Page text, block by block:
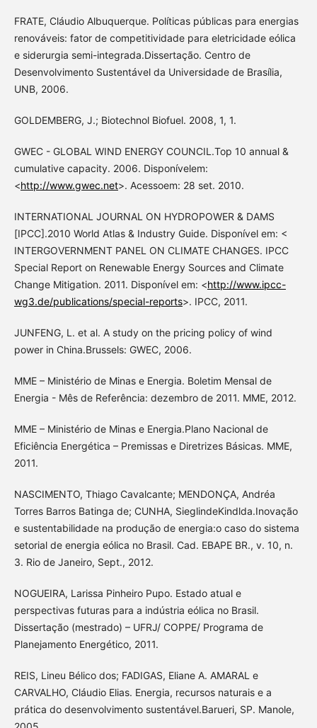
FRATE, Cláudio Albuquerque. Políticas públicas para energias
renováveis: fator de competitividade para eletricidade eólica
e siderurgia semi-integrada.Dissertação. Centro de
Desenvolvimento Sustentável da Universidade de Brasília,
UNB, 2006.
GOLDEMBERG, J.; Biotechnol Biofuel. 2008, 1, 1.
GWEC - GLOBAL WIND ENERGY COUNCIL.Top 10 annual &
cumulative capacity. 2006. Disponívelem:
<http://www.gwec.net>. Acessoem: 28 set. 2010.
INTERNATIONAL JOURNAL ON HYDROPOWER & DAMS
[IPCC].2010 World Atlas & Industry Guide. Disponível em: <
INTERGOVERNMENT PANEL ON CLIMATE CHANGES. IPCC
Special Report on Renewable Energy Sources and Climate
Change Mitigation. 2011. Disponível em: <http://www.ipcc-
wg3.de/publications/special-reports>. IPCC, 2011.
JUNFENG, L. et al. A study on the pricing policy of wind
power in China.Brussels: GWEC, 2006.
MME – Ministério de Minas e Energia. Boletim Mensal de
Energia - Mês de Referência: dezembro de 2011. MME, 2012.
MME – Ministério de Minas e Energia.Plano Nacional de
Eficiência Energética – Premissas e Diretrizes Básicas. MME,
2011.
NASCIMENTO, Thiago Cavalcante; MENDONÇA, Andréa
Torres Barros Batinga de; CUNHA, SieglindeKindlda.Inovação
e sustentabilidade na produção de energia:o caso do sistema
setorial de energia eólica no Brasil. Cad. EBAPE BR., v. 10, n.
3. Rio de Janeiro, Sept., 2012.
NOGUEIRA, Larissa Pinheiro Pupo. Estado atual e
perspectivas futuras para a indústria eólica no Brasil.
Dissertação (mestrado) – UFRJ/ COPPE/ Programa de
Planejamento Energético, 2011.
REIS, Lineu Bélico dos; FADIGAS, Eliane A. AMARAL e
CARVALHO, Cláudio Elias. Energia, recursos naturais e a
prática do desenvolvimento sustentável.Barueri, SP. Manole,